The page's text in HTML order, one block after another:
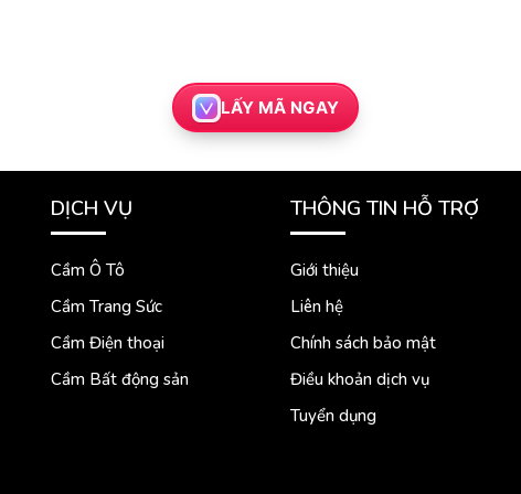
LẤY MÃ NGAY
DỊCH VỤ
Cầm Ô Tô
Cầm Trang Sức
Cầm Điện thoại
Cầm Bất động sản
THÔNG TIN HỖ TRỢ
Giới thiệu
Liên hệ
Chính sách bảo mật
Điều khoản dịch vụ
Tuyển dụng